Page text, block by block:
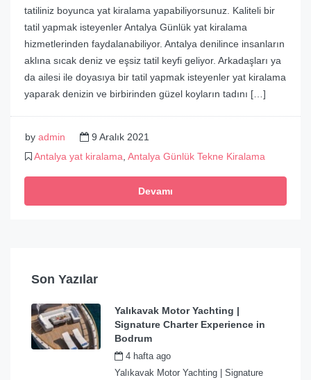
tatiliniz boyunca yat kiralama yapabiliyorsunuz. Kaliteli bir
tatil yapmak isteyenler Antalya Günlük yat kiralama
hizmetlerinden faydalanabiliyor. Antalya denilince insanların
aklına sıcak deniz ve eşsiz tatil keyfi geliyor. Arkadaşları ya
da ailesi ile doyasıya bir tatil yapmak isteyenler yat kiralama
yaparak denizin ve birbirinden güzel koyların tadını […]
by admin
9 Aralık 2021
Antalya yat kiralama Antalya Günlük Tekne Kiralama
Devamı
Son Yazılar
Yalıkavak Motor Yachting |
Signature Charter Experience in
Bodrum
4 hafta ago
Yalıkavak Motor Yachting | Signature